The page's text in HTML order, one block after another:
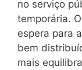
no serviço
temporária.
espera para
bem
mais